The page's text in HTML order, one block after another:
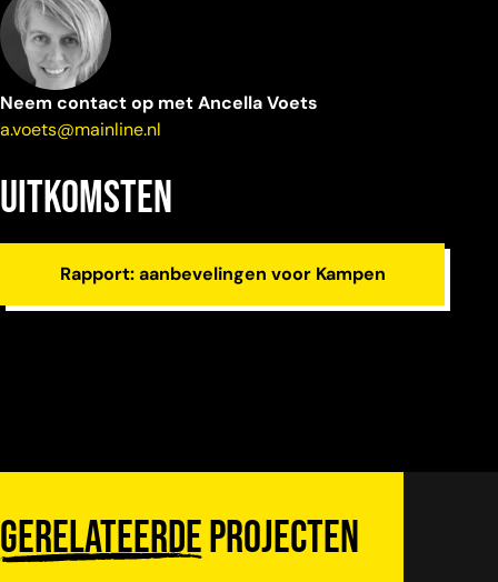
Neem contact op met Ancella Voets
a.voets@mainline.nl
uitkomsten
Rapport: aanbevelingen voor Kampen
Gerelateerdeprojecten